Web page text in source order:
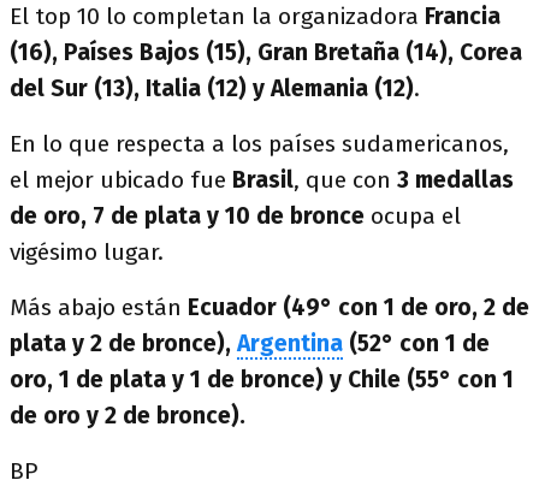
El top 10 lo completan la organizadora Francia
(16), Países Bajos (15), Gran Bretaña (14), Corea
del Sur (13), Italia (12) y Alemania (12).
En lo que respecta a los países sudamericanos,
el mejor ubicado fue Brasil, que con 3 medallas
de oro, 7 de plata y 10 de bronce ocupa el
vigésimo lugar.
Más abajo están Ecuador (49° con 1 de oro, 2 de
plata y 2 de bronce), Argentina (52° con 1 de
oro, 1 de plata y 1 de bronce) y Chile (55° con 1
de oro y 2 de bronce).
BP